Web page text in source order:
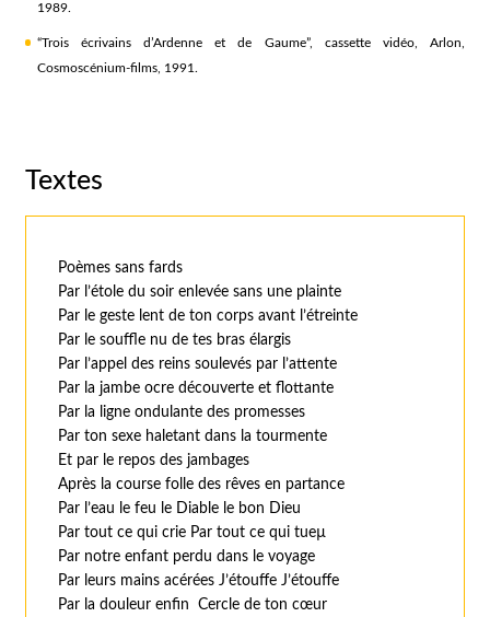
1989.
“Trois écrivains d’Ardenne et de Gaume”, cassette vidéo, Arlon,
Cosmoscénium-films, 1991.
Textes
Poèmes sans fards
Par l’étole du soir enlevée sans une plainte
Par le geste lent de ton corps avant l’étreinte
Par le souffle nu de tes bras élargis
Par l’appel des reins soulevés par l’attente
Par la jambe ocre découverte et flottante
Par la ligne ondulante des promesses
Par ton sexe haletant dans la tourmente
Et par le repos des jambages
Après la course folle des rêves en partance
Par l’eau le feu le Diable le bon Dieu
Par tout ce qui crie Par tout ce qui tueµ
Par notre enfant perdu dans le voyage
Par leurs mains acérées J’étouffe J’étouffe
Par la douleur enfin Cercle de ton cœur